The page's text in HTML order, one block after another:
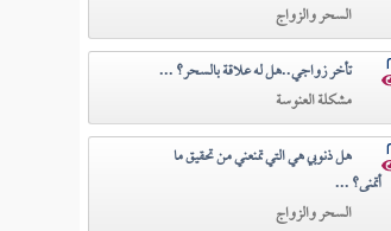
السحر والزواج
تأخر زواجي..هل له علاقة بالسحر؟ ...
مشكلة العنوسة
هل ذنوبي هي التي تمنعني من تحقيق ما
أتمنى؟ ...
السحر والزواج